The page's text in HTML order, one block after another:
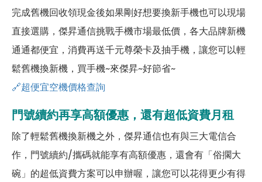
完成舊機回收領現金後如果剛好想要換新手機也可以現場
直接選購，傑昇通信挑戰手機市場最低價，各大品牌新機
通通都便宜，消費再送千元尊榮卡及抽手機，讓您可以輕
鬆舊機換新機，買手機~來傑昇~好節省~
🔗超便宜空機價格查詢
門號續約再享高額優惠，還有超低資費月租
除了輕鬆舊機換新機之外，傑昇通信也有與三大電信合
作，門號續約/攜碼就能享有高額優惠，還會有「俗擱大
碗」的超低資費方案可以申辦喔，讓您可以花得更少有得